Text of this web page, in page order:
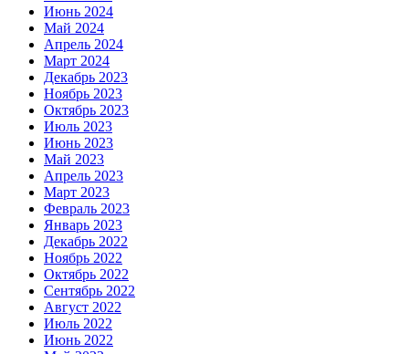
Июнь 2024
Май 2024
Апрель 2024
Март 2024
Декабрь 2023
Ноябрь 2023
Октябрь 2023
Июль 2023
Июнь 2023
Май 2023
Апрель 2023
Март 2023
Февраль 2023
Январь 2023
Декабрь 2022
Ноябрь 2022
Октябрь 2022
Сентябрь 2022
Август 2022
Июль 2022
Июнь 2022